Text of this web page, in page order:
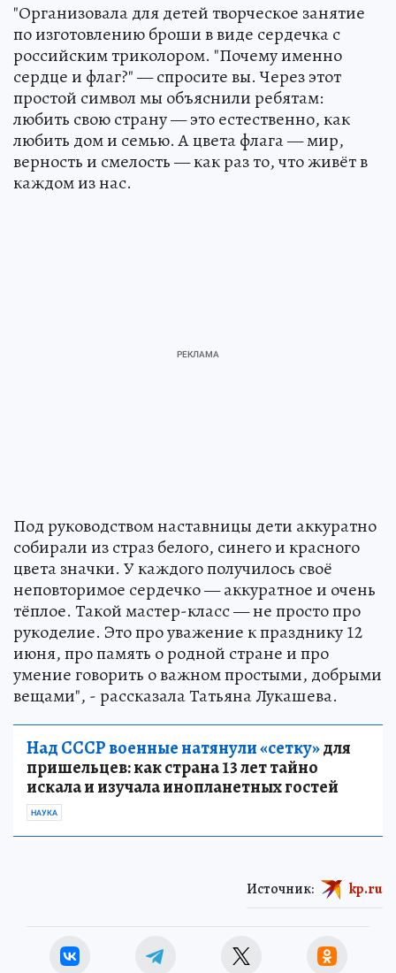
"Организовала для детей творческое занятие
по изготовлению броши в виде сердечка с
российским триколором. "Почему именно
сердце и флаг?" — спросите вы. Через этот
простой символ мы объяснили ребятам:
любить свою страну — это естественно, как
любить дом и семью. А цвета флага — мир,
верность и смелость — как раз то, что живёт в
каждом из нас.
Под руководством наставницы дети аккуратно
собирали из страз белого, синего и красного
цвета значки. У каждого получилось своё
неповторимое сердечко — аккуратное и очень
тёплое. Такой мастер-класс — не просто про
рукоделие. Это про уважение к празднику 12
июня, про память о родной стране и про
умение говорить о важном простыми, добрыми
вещами", - рассказала Татьяна Лукашева.
Над СССР военные натянули «сетку»для
пришельцев: как страна 13 лет тайно
искала и изучала инопланетных гостей
НАУКА
Источник: kp.ru